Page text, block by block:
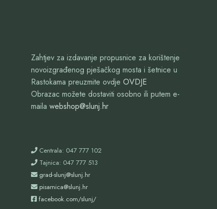
Zahtjev za izdavanje propusnice za korištenje
novoizgrađenog pješačkog mosta i šetnice u
Rastokama preuzmite ovdje OVDJE
Obrazac možete dostaviti osobno ili putem e-
maila webshop@slunj.hr
Centrala: 047 777 102
Tajnica: 047 777 513
grad-slunj@slunj.hr
pisarnica@slunj.hr
facebook.com/slunj/